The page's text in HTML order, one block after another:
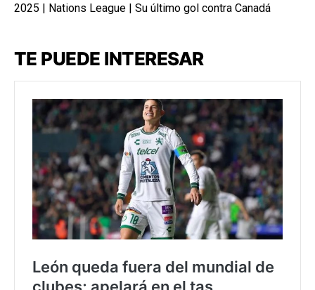
2025 | Nations League | Su último gol contra Canadá
TE PUEDE INTERESAR